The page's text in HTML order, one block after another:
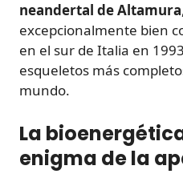
neandertal de Altamura
excepcionalmente bien
en el sur de Italia en
esqueletos más
mundo.
La
enigma de la